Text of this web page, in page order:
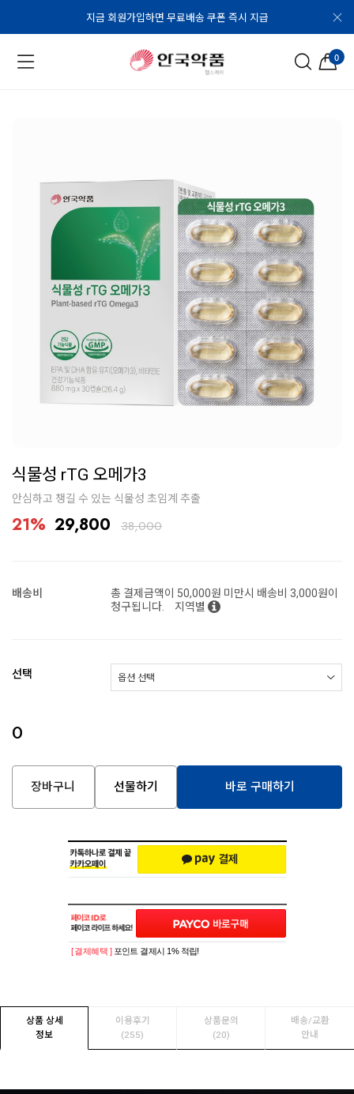
지금 회원가입하면 무료배송 쿠폰 즉시 지급
0
식물성 rTG 오메가3
안심하고 챙길 수 있는 식물성 초임계 추출
21% 29,800 38,000
배송비
총 결제금액이 50,000원 미만시 배송비 3,000원이
청구됩니다.
지역별
선택
0
장바구니 선물하기 바로 구매하기
[ 결제혜택 ] 포인트 결제시 1% 적립!
상품 상세
정보
이용후기
(255)
상품문의
(20)
배송/교환
안내